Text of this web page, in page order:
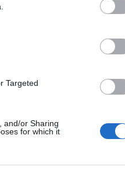
Targeted
and/or Sharing
for which it